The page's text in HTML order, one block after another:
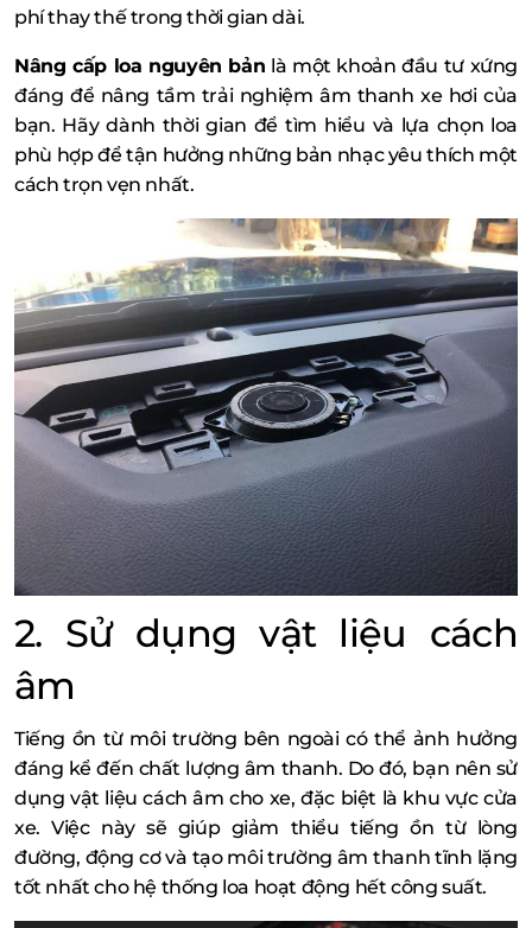
phí thay thế trong thời gian dài.
Nâng cấp loa nguyên bản là một khoản đầu tư xứng
đáng để nâng tầm trải nghiệm âm thanh xe hơi của
bạn. Hãy dành thời gian để tìm hiểu và lựa chọn loa
phù hợp để tận hưởng những bản nhạc yêu thích một
cách trọn vẹn nhất.
2. Sử dụng vật liệu cách
âm
Tiếng ồn từ môi trường bên ngoài có thể ảnh hưởng
đáng kể đến chất lượng âm thanh. Do đó, bạn nên sử
dụng vật liệu cách âm cho xe, đặc biệt là khu vực cửa
xe. Việc này sẽ giúp giảm thiểu tiếng ồn từ lòng
đường, động cơ và tạo môi trường âm thanh tĩnh lặng
tốt nhất cho hệ thống loa hoạt động hết công suất.